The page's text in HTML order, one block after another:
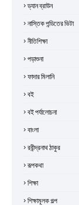
ড্যান ব্রাউন
নাস্তিক পন্ডিতের ভিটা
নীতিশিক্ষা
পড়াশুনা
ফাদার মিলানি
বই
বই পর্যালোচনা
বাংলা
রবীন্দ্রনাথ ঠাকুর
রূপকথা
শিক্ষা
শিক্ষামূলক গল্প